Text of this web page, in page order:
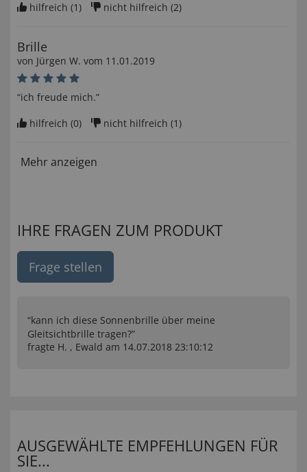
hilfreich (1) nicht hilfreich (2)
Brille
von Jürgen W. vom 11.01.2019
“ich freude mich.”
hilfreich (0) nicht hilfreich (1)
Mehr anzeigen
IHRE FRAGEN ZUM PRODUKT
Frage stellen
“kann ich diese Sonnenbrille über meine
Gleitsichtbrille tragen?”
fragte H. , Ewald am 14.07.2018 23:10:12
AUSGEWÄHLTE EMPFEHLUNGEN FÜR
SIE...